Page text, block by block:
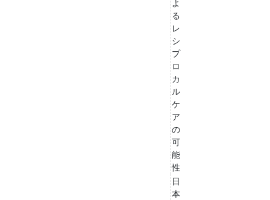
よ
る
レ
シ
プ
ロ
カ
ル
ケ
ア
の
可
能
性
日
本